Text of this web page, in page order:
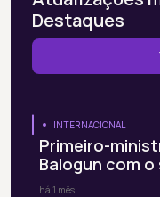
Destaques
INTERNACIONAL
Primeiro-
Balogun com
há 1 mês